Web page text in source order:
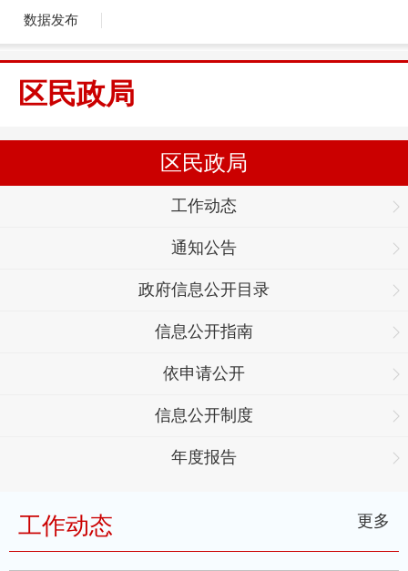
数据发布
区民政局
区民政局
工作动态
通知公告
政府信息公开目录
信息公开指南
依申请公开
信息公开制度
年度报告
工作动态 更多